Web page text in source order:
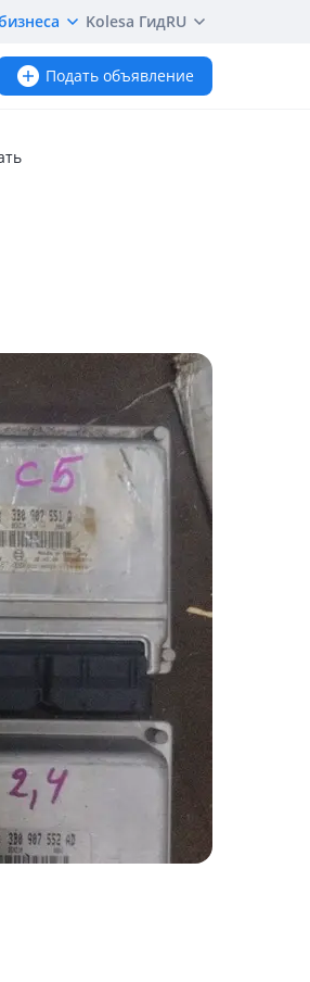
Kolesa ГидRU
Подать объявление